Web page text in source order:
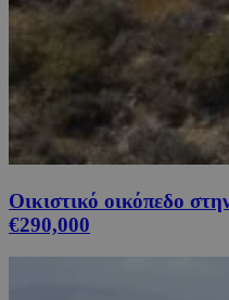
Οικιστικό οικόπεδο
€290,000